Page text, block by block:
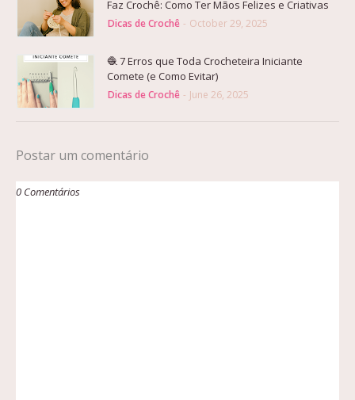
Faz Crochê: Como Ter Mãos Felizes e Criativas
Dicas de Crochê - October 29, 2025
🧶 7 Erros que Toda Crocheteira Iniciante
Comete (e Como Evitar)
Dicas de Crochê - June 26, 2025
Postar um comentário
0 Comentários